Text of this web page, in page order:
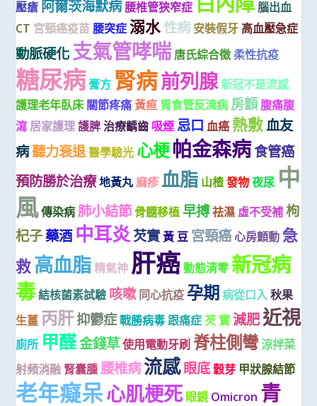
壓瘡 阿爾茨海默病 腰椎管狹窄症
腦出血
CT 宮頸癌疫苗 腰突症 溺水性病 安裝假牙 高血壓急症
動脈硬化支氣管哮喘 唐氏綜合徵 柔性抗疫
糖尿病 膏方 腎病前列腺新冠不是流感
護理老年臥床 關節疼痛 黃疸 胃食管反流病 房顫 腹痛腹
瀉 居家護理 護脾 治療齲齒 吸煙 忌口 血癌 熱敷血友
病聽力衰退醫學驗光 心梗帕金森病食管癌
預防勝於治療地黃丸 麻疹 血脂 山楂 發物 夜尿 中
風傳染病 肺小結節 骨髓移植 早搏祛濕 虛不受補 枸
杞子藥酒 中耳炎芡實黃 豆 宮頸癌心房顫動 急
救高血脂 精氣神 肝癌 動態清零 新冠病
毒結核菌素試驗 咳嗽 同心抗疫 孕期 病從口入 秋果
生薑 丙肝抑鬱症戰勝病毒 跟痛症 芡 實 減肥近視
廁所 甲醛金錢草 使用電動牙刷 脊柱側彎涼拌菜
射頻消融 腎囊腫 腰椎病流感眼底穀芽 甲狀腺結節
老年癡呆心肌梗死 眼鏡 Omicron 青